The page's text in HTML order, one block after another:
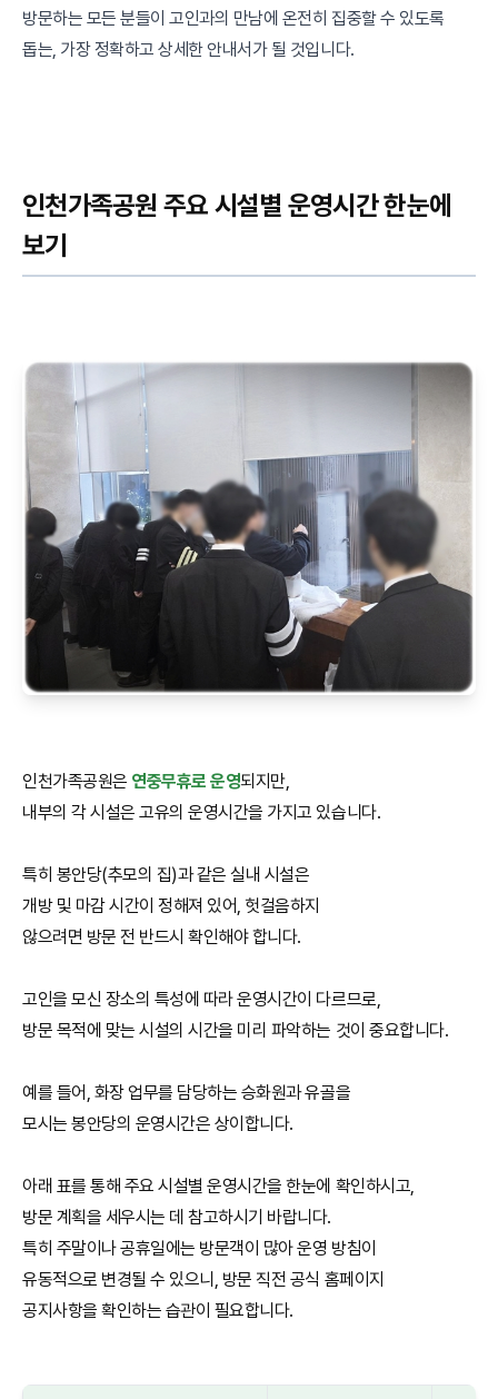
방문하는 모든 분들이 고인과의 만남에 온전히 집중할 수 있도록
돕는, 가장 정확하고 상세한 안내서가 될 것입니다.
인천가족공원 주요 시설별 운영시간 한눈에
보기
인천가족공원은 연중무휴로 운영되지만,
내부의 각 시설은 고유의 운영시간을 가지고 있습니다.
특히 봉안당(추모의 집)과 같은 실내 시설은
개방 및 마감 시간이 정해져 있어, 헛걸음하지
않으려면 방문 전 반드시 확인해야 합니다.
고인을 모신 장소의 특성에 따라 운영시간이 다르므로,
방문 목적에 맞는 시설의 시간을 미리 파악하는 것이 중요합니다.
예를 들어, 화장 업무를 담당하는 승화원과 유골을
모시는 봉안당의 운영시간은 상이합니다.
아래 표를 통해 주요 시설별 운영시간을 한눈에 확인하시고,
방문 계획을 세우시는 데 참고하시기 바랍니다.
특히 주말이나 공휴일에는 방문객이 많아 운영 방침이
유동적으로 변경될 수 있으니, 방문 직전 공식 홈페이지
공지사항을 확인하는 습관이 필요합니다.